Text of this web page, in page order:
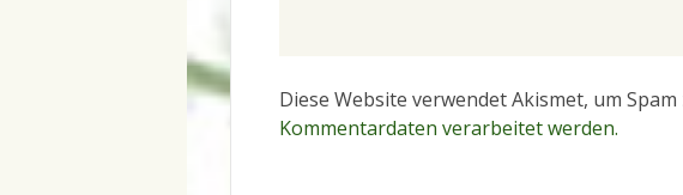
Diese Website verwendet Akismet, um
Kommentardaten verarbeitet werden.